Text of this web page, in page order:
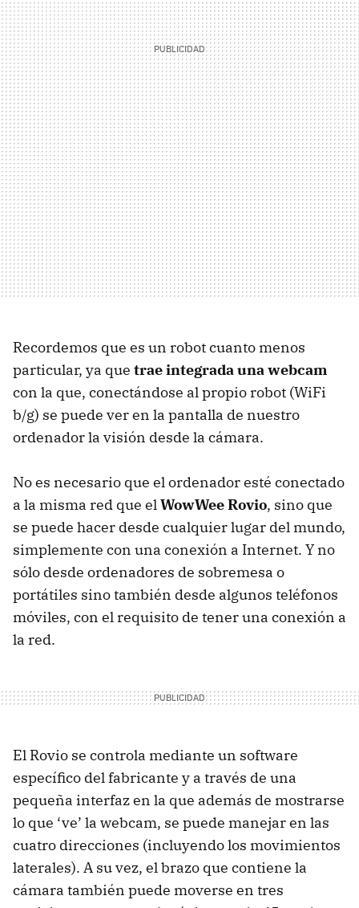
Recordemos que es un robot cuanto menos
particular, ya que trae integrada una webcam
con la que, conectándose al propio robot (WiFi
b/g) se puede ver en la pantalla de nuestro
ordenador la visión desde la cámara.
No es necesario que el ordenador esté conectado
a la misma red que elWowWee Rovio, sino que
se puede hacer desde cualquier lugar del mundo,
simplemente con una conexión a Internet. Y no
sólo desde ordenadores de sobremesa o
portátiles sino también desde algunos teléfonos
móviles, con el requisito de tener una conexión a
la red.
El Rovio se controla mediante un software
específico del fabricante y a través de una
pequeña interfaz en la que además de mostrarse
lo que ‘ve’ la webcam, se puede manejar en las
cuatro direcciones (incluyendo los movimientos
laterales). A su vez, el brazo que contiene la
cámara también puede moverse en tres